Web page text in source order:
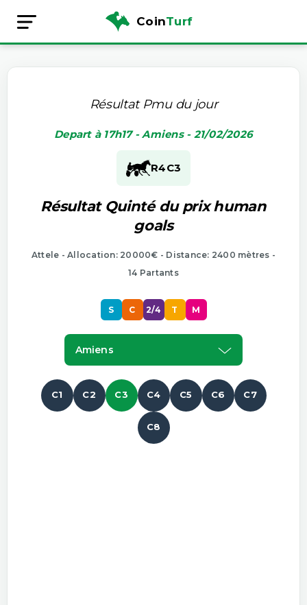
CoinTurf
Résultat Pmu du jour
Depart à 17h17 - Amiens - 21/02/2026
R4C3
Résultat Quinté du prix human
goals
Attele - Allocation: 20000€ - Distance: 2400 mètres -
14 Partants
S C 2/4 T M
Amiens
C1 C2 C3 C4 C5 C6 C7
C8